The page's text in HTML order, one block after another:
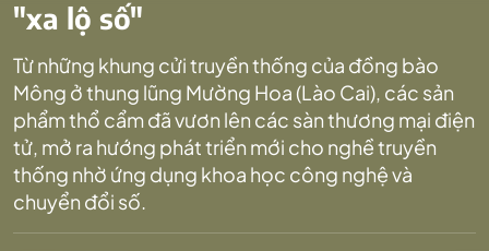
"xa lộ số"
Từ những khung cửi truyền thống của đồng bào
Mông ở thung lũng Mường Hoa (Lào Cai), các sản
phẩm thổ cẩm đã vươn lên các sàn thương mại điện
tử, mở ra hướng phát triển mới cho nghề truyền
thống nhờ ứng dụng khoa học công nghệ và
chuyển đổi số.